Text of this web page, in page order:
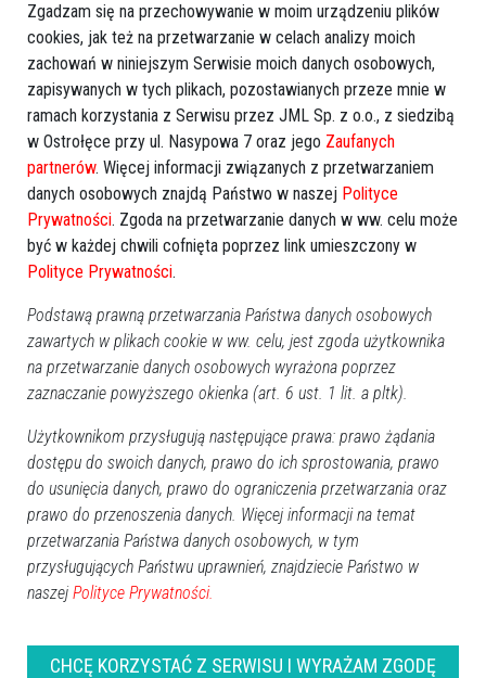
Poprzednia Następna
Ostrołęka
Powiat ostrołecki
Sport
Region
Polska
Budujemy
Kościół i społeczeństwo
TV Ostrołęka
Kalendarz imprez
sierpień 2026
Zgadzam się na przechowywanie w moim urządzeniu plików
cookies, jak też na przetwarzanie w celach analizy moich
zachowań w niniejszym Serwisie moich danych osobowych,
zapisywanych w tych plikach, pozostawianych przeze mnie w
ramach korzystania z Serwisu przez JML Sp. z o.o., z siedzibą
w Ostrołęce przy ul. Nasypowa 7 oraz jego Zaufanych
partnerów. Więcej informacji związanych z przetwarzaniem
danych osobowych znajdą Państwo w naszej Polityce
Prywatności. Zgoda na przetwarzanie danych w ww. celu może
być w każdej chwili cofnięta poprzez link umieszczony w
Polityce Prywatności.
Podstawą prawną przetwarzania Państwa danych osobowych
zawartych w plikach cookie w ww. celu, jest zgoda użytkownika
na przetwarzanie danych osobowych wyrażona poprzez
zaznaczanie powyższego okienka (art. 6 ust. 1 lit. a pltk).
Użytkownikom przysługują następujące prawa: prawo żądania
dostępu do swoich danych, prawo do ich sprostowania, prawo
do usunięcia danych, prawo do ograniczenia przetwarzania oraz
prawo do przenoszenia danych. Więcej informacji na temat
przetwarzania Państwa danych osobowych, w tym
przysługujących Państwu uprawnień, znajdziecie Państwo w
naszej Polityce Prywatności.
CHCĘ KORZYSTAĆ Z SERWISU I WYRAŻAM ZGODĘ